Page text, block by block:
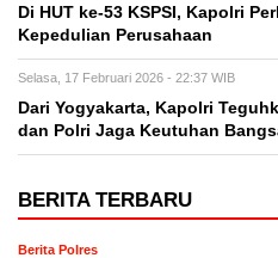
Di HUT ke-53 KSPSI, Kapolri
Kepedulian Perusahaan
Selasa, 17 Februari 2026 - 22:37 WIB
Dari Yogyakarta, Kapolri
dan Polri Jaga Keutuhan
BERITA TERBARU
Berita Polres